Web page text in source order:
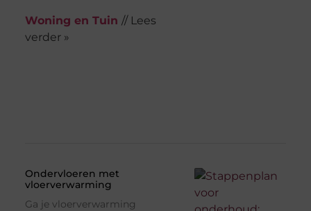
Woning en Tuin // Lees
verder »
Ondervloeren met
vloerverwarming
Ga je vloerverwarming